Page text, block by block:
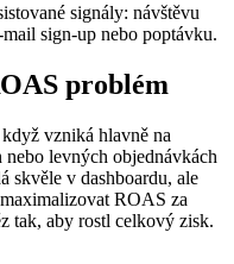
signály: návštěvu
sign-up nebo poptávku.
problém
vzniká hlavně na
levných objednávkách
skvěle v dashboardu, ale
ROAS za
tak, aby rostl celkový zisk.